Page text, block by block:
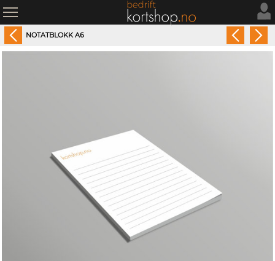
NOTATBLOKK A6